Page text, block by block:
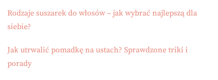
Rodzaje suszarek do włosów – jak wybrać najlepszą dla
siebie?
Jak utrwalić pomadkę na ustach? Sprawdzone triki i
porady